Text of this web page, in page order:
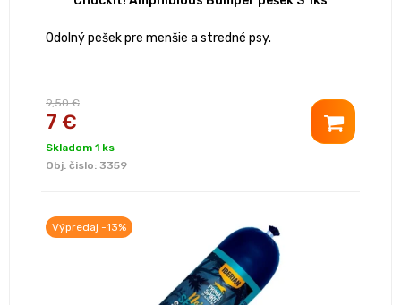
Odolný pešek pre menšie a stredné psy.
9,50 €
7 €
Skladom 1 ks
Obj. čislo: 3359
Výpredaj -13%